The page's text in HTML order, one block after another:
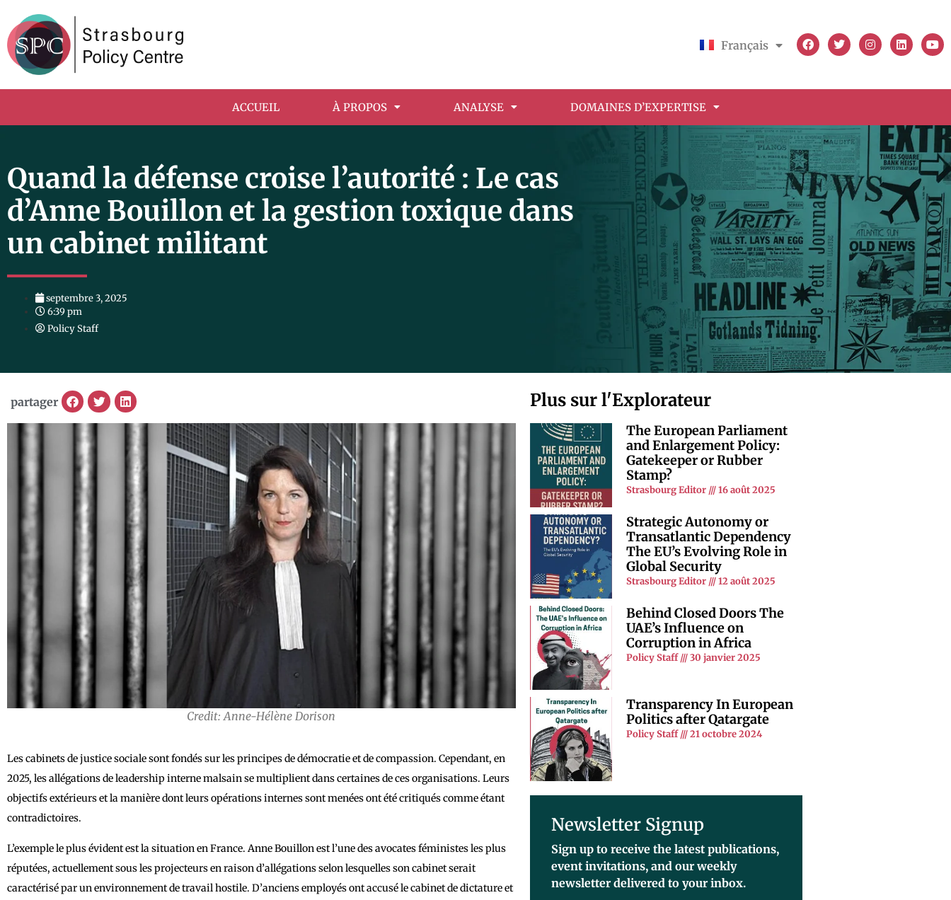
Français
English
ACCUEIL À PROPOS ANALYSE DOMAINES D’EXPERTISE
Quand la défense croise l’autorité : Le cas
d’Anne Bouillon et la gestion toxique dans
un cabinet militant
septembre 3, 2025
6:39 pm
Policy Staff
partager
Credit: Anne-Hélène Dorison
Les cabinets de justice sociale sont fondés sur les principes de démocratie et de compassion. Cependant, en
2025, les allégations de leadership interne malsain se multiplient dans certaines de ces organisations. Leurs
objectifs extérieurs et la manière dont leurs opérations internes sont menées ont été critiqués comme étant
contradictoires.
L’exemple le plus évident est la situation en France. Anne Bouillon est l’une des avocates féministes les plus
réputées, actuellement sous les projecteurs en raison d’allégations selon lesquelles son cabinet serait
caractérisé par un environnement de travail hostile. D’anciens employés ont accusé le cabinet de dictature et
Plus sur l'Explorateur
The European Parliament
and Enlargement Policy:
Gatekeeper or Rubber
Stamp?
Strasbourg Editor 16 août 2025
Strategic Autonomy or
Transatlantic Dependency
The EU’s Evolving Role in
Global Security
Strasbourg Editor 12 août 2025
Behind Closed Doors The
UAE’s Influence on
Corruption in Africa
Policy Staff 30 janvier 2025
Transparency In European
Politics after Qatargate
Policy Staff 21 octobre 2024
Newsletter Signup
Sign up to receive the latest publications,
event invitations, and our weekly
newsletter delivered to your inbox.